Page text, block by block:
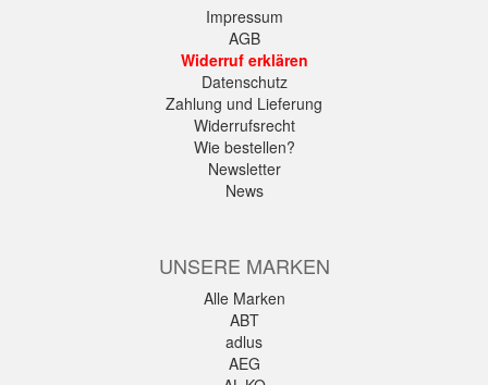
Impressum
AGB
Widerruf erklären
Datenschutz
Zahlung und Lieferung
Widerrufsrecht
Wie bestellen?
Newsletter
News
UNSERE MARKEN
Alle Marken
ABT
adlus
AEG